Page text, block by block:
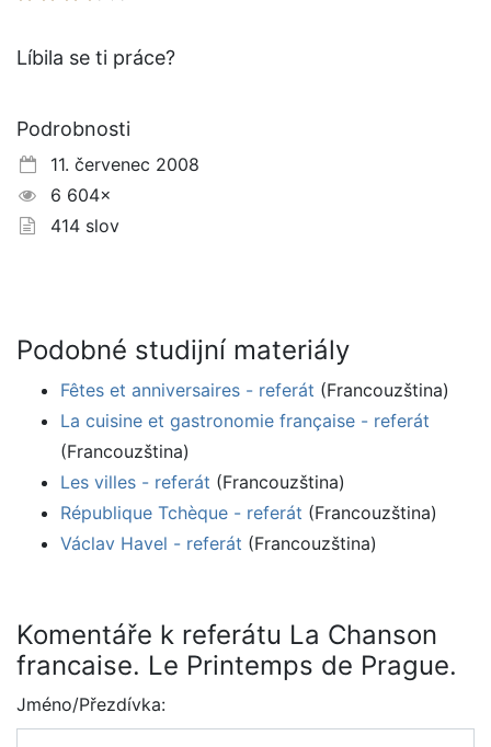
Líbila se ti práce?
Podrobnosti
11. červenec 2008
6 604×
414 slov
Podobné studijní materiály
Fêtes et anniversaires - referát (Francouzština)
La cuisine et gastronomie française - referát
(Francouzština)
Les villes - referát (Francouzština)
République Tchèque - referát (Francouzština)
Václav Havel - referát (Francouzština)
Komentáře k referátu La Chanson
francaise. Le Printemps de Prague.
Jméno/Přezdívka: